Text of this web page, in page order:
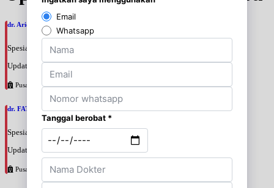
dr. Ario Baskoro, SpU
Spesialis: Bedah Urologi
Update terakhir: 2026-08-06 18:46:06
Pusat Pertamina
dr. FATAN ABSHARI, SpU
Spesialis: Bedah Urologi
Update terakhir: 2026-08-06 18:42:13
Pusat Pertamina